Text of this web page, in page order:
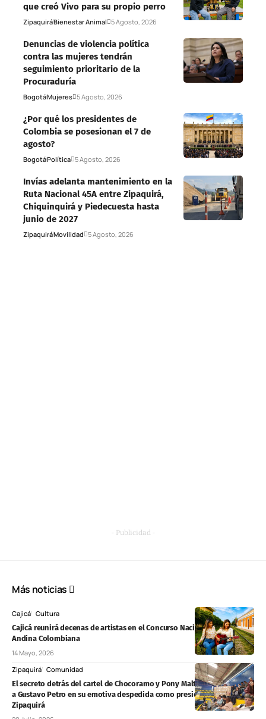
que creó Vivo para su propio perro
ZipaquiráBienestar Animal 5 Agosto, 2026
Denuncias de violencia política
contra las mujeres tendrán
seguimiento prioritario de la
Procuraduría
BogotáMujeres 5 Agosto, 2026
¿Por qué los presidentes de
Colombia se posesionan el 7 de
agosto?
BogotáPolítica 5 Agosto, 2026
Invías adelanta mantenimiento en la
Ruta Nacional 45A entre Zipaquirá,
Chiquinquirá y Piedecuesta hasta
junio de 2027
ZipaquiráMovilidad 5 Agosto, 2026
- Publicidad -
Más noticias
Cajicá Cultura
Cajicá reunirá decenas de artistas en el Concurso Nacional de Música
Andina Colombiana
14 Mayo, 2026
Zipaquirá Comunidad
El secreto detrás del cartel de Chocoramo y Pony Malta que acompañó
a Gustavo Petro en su emotiva despedida como presidente en
Zipaquirá